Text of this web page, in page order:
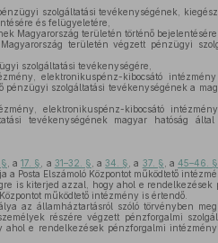
szolgáltatási tevékenységének,
és felügyeletére,
Magyarország területén történő
területén végzett pénzügyi
szolgáltatási tevékenységére,
elektronikuspénz-kibocsátó
szolgáltatási tevékenységének a
elektronikuspénz-kibocsátó
tevékenységének magyar hatóság
, a17. § , a 31–32. § , a34. § , a 37. § , a45–46. §
ja a Posta Elszámoló Központot működtető
is kiterjed azzal, hogy ahol e rendelkezések
működtető intézmény is értendő.
az államháztartásról szóló törvényben
részére végzett pénzforgalmi
e rendelkezések pénzforgalmi